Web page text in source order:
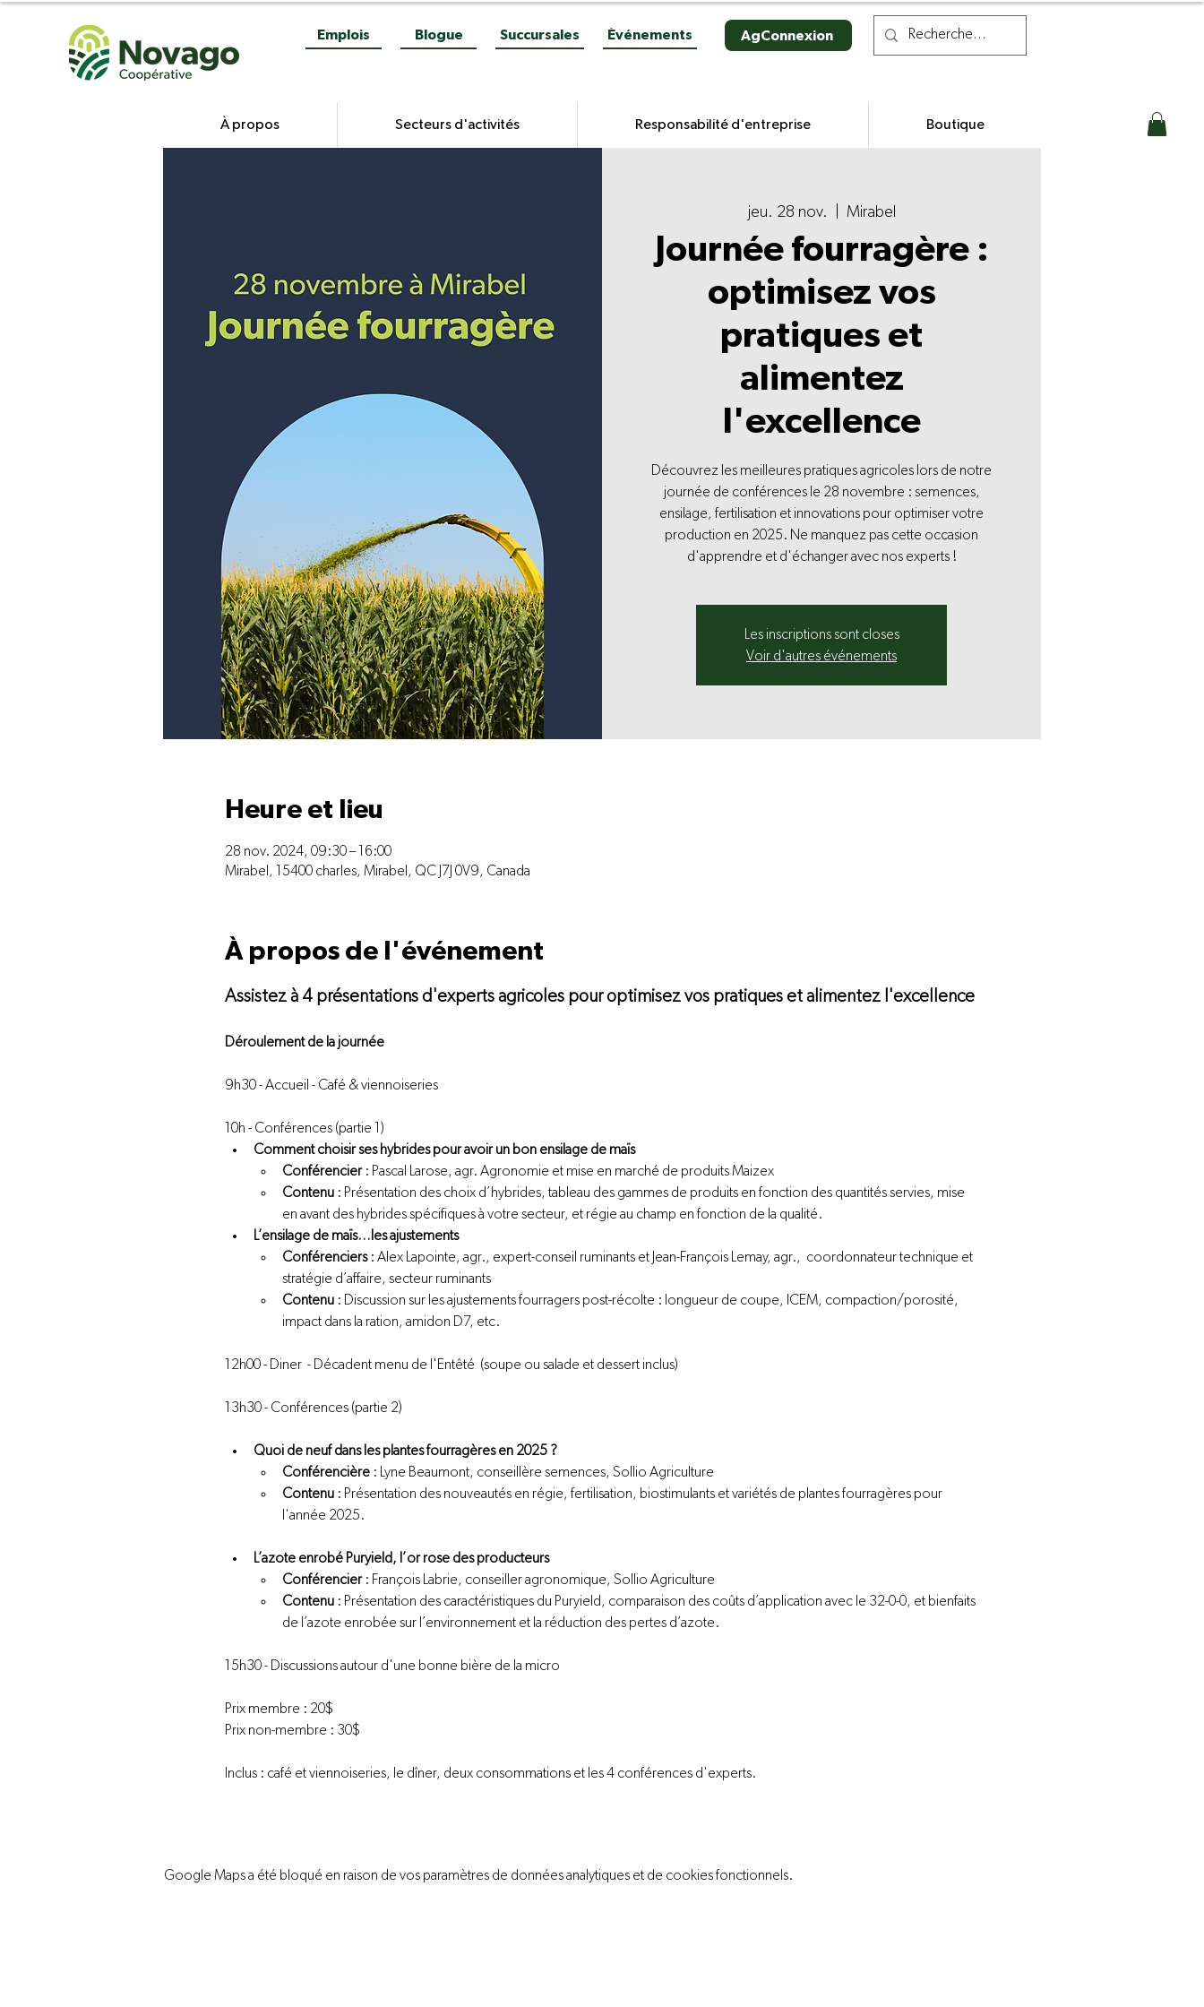
Emplois Blogue Succursales Événements AgConnexion
À propos Secteurs d'activités Responsabilité d'entreprise Boutique
jeu. 28 nov. Mirabel
Journée fourragère :
optimisez vos
pratiques et
alimentez
l'excellence
Découvrez les meilleures pratiques agricoles lors de notre
journée de conférences le 28 novembre : semences,
ensilage, fertilisation et innovations pour optimiser votre
production en 2025. Ne manquez pas cette occasion
d'apprendre et d'échanger avec nos experts !
Les inscriptions sont closes
Voir d'autres événements
Heure et lieu
28 nov. 2024, 09:30 – 16:00
Mirabel, 15400 charles, Mirabel, QC J7J 0V9, Canada
À propos de l'événement
Assistez à 4 présentations d'experts agricoles pour optimisez vos pratiques et alimentez l'excellence
Déroulement de la journée
9h30 - Accueil - Café & viennoiseries
10h - Conférences (partie 1)
Comment choisir ses hybrides pour avoir un bon ensilage de maïs
Conférencier : Pascal Larose, agr. Agronomie et mise en marché de produits Maizex
Contenu : Présentation des choix d’hybrides, tableau des gammes de produits en fonction des quantités servies, mise
en avant des hybrides spécifiques à votre secteur, et régie au champ en fonction de la qualité.
L’ensilage de maïs…les ajustements
Conférenciers : Alex Lapointe, agr., expert-conseil ruminants et Jean-François Lemay, agr.,  coordonnateur technique et
stratégie d’affaire, secteur ruminants
Contenu : Discussion sur les ajustements fourragers post-récolte : longueur de coupe, ICEM, compaction/porosité,
impact dans la ration, amidon D7, etc.
12h00 - Diner  - Décadent menu de l'Entêté  (soupe ou salade et dessert inclus)
13h30 - Conférences (partie 2)
Quoi de neuf dans les plantes fourragères en 2025 ?
Conférencière : Lyne Beaumont, conseillère semences, Sollio Agriculture
Contenu : Présentation des nouveautés en régie, fertilisation, biostimulants et variétés de plantes fourragères pour
l'année 2025.
L’azote enrobé Puryield, l’or rose des producteurs
Conférencier : François Labrie, conseiller agronomique, Sollio Agriculture
Contenu : Présentation des caractéristiques du Puryield, comparaison des coûts d’application avec le 32-0-0, et bienfaits
de l’azote enrobée sur l’environnement et la réduction des pertes d’azote.
15h30 - Discussions autour d'une bonne bière de la micro
Prix membre : 20$
Prix non-membre : 30$
Inclus : café et viennoiseries, le dîner, deux consommations et les 4 conférences d'experts.
Google Maps a été bloqué en raison de vos paramètres de données analytiques et de cookies fonctionnels.